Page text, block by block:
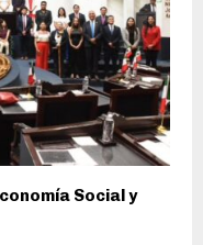
Social y